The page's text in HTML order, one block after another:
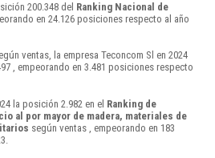
200.348 del Ranking Nacional de
en 24.126 posiciones respecto al año
ventas, la empresa Teconcom Sl en 2024
, empeorando en 3.481 posiciones respecto
la posición 2.982 en el Ranking de
al por mayor de madera, materiales de
según ventas , empeorando en 183